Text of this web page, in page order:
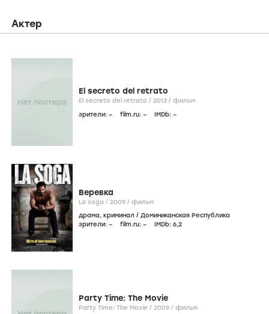
Актер
El secreto del retrato
El secreto del retrato / 2013 / фильм
зрители: – film.ru: – IMDb: –
Веревка
La soga / 2009 / фильм
драма, криминал / Доминиканская Республика
зрители: – film.ru: – IMDb: 6,2
Party Time: The Movie
Party Time: The Movie / 2009 / фильм